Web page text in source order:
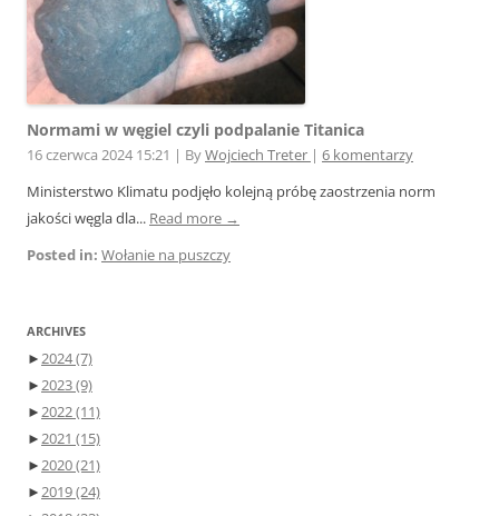
Normami w węgiel czyli podpalanie Titanica
16 czerwca 2024 15:21 | ByWojciech Treter | 6 komentarzy
Ministerstwo Klimatu podjęło kolejną próbę zaostrzenia norm
jakości węgla dla... Read more →
Posted in: Wołanie na puszczy
ARCHIVES
►2024(7)
►2023(9)
►2022(11)
►2021 (15)
►2020(21)
►2019(24)